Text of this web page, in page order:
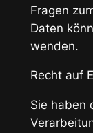
Fragen
Daten
wenden.
Recht auf
Sie haben